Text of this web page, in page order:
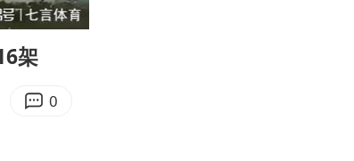
05:51
Enter
架
0